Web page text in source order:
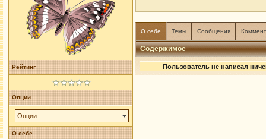
Рейтинг
Опции
Опции
О себе
О себе Темы Сообщения
Содержимое
Пользователь не написал